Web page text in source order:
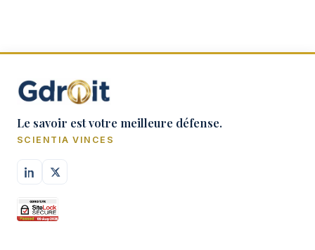
Le savoir est votre meilleure défense.
SCIENTIA VINCES